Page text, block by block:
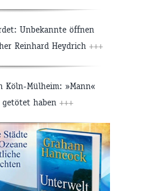
Unbekannte öffnen
Reinhard Heydrich +++
Köln-Mülheim: »Mann«
haben +++